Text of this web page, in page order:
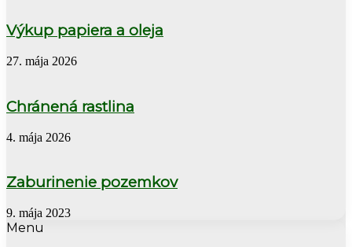
Výkup papiera a oleja
27. mája 2026
Chránená rastlina
4. mája 2026
Zaburinenie pozemkov
9. mája 2023
Menu